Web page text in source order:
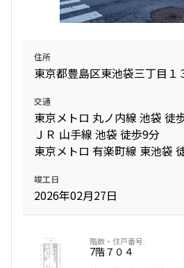
礼金１ヶ月以下
フリーレント付き
間取り
1R〜1K
2LDK
3LDK
4LDK〜
住所
東京都豊島区東池袋三丁目１
交通
東京メトロ 丸ノ内線 池袋 徒
ＪＲ 山手線 池袋 徒歩9分
東京メトロ 有楽町線 東池袋
竣工日
2026年02月27日
7階７０４